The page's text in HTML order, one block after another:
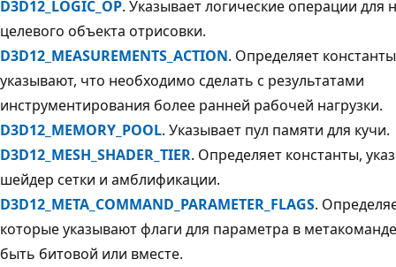
D3D12_LOGIC_OP. Указывает логические операции для
целевого объекта отрисовки.
D3D12_MEASUREMENTS_ACTION. Определяет
указывают, что необходимо сделать с результатами
инструментирования более ранней рабочей нагрузки.
D3D12_MEMORY_POOL. Указывает пул памяти для кучи.
D3D12_MESH_SHADER_TIER. Определяет константы,
шейдер сетки и амблификации.
D3D12_META_COMMAND_PARAMETER_FLAGS.
которые указывают флаги для параметра в
быть битовой или вместе.